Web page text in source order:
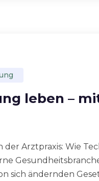
leben –
Arztpraxis: Wie
sich ändernden